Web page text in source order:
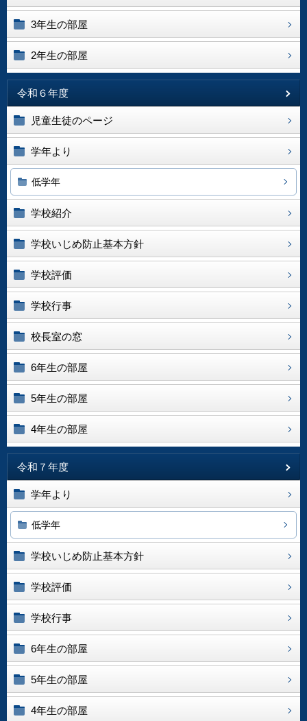
3年生の部屋
2年生の部屋
令和６年度
児童生徒のページ
学年より
低学年
学校紹介
学校いじめ防止基本方針
学校評価
学校行事
校長室の窓
6年生の部屋
5年生の部屋
4年生の部屋
令和７年度
学年より
低学年
学校いじめ防止基本方針
学校評価
学校行事
6年生の部屋
5年生の部屋
4年生の部屋